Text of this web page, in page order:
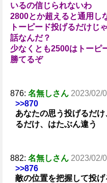
いるの信じられないわ
2800とか超えると通用し
トーピード投げるだけじ
話なんだ？
少なくとも2500はトーピ
勝てるぞ
876: 名無しさん 2023/02/
>>870
あなたの思う投げるだ
るだけ、はたぶん違う
882: 名無しさん 2023/02/
>>876
敵の位置を把握して投